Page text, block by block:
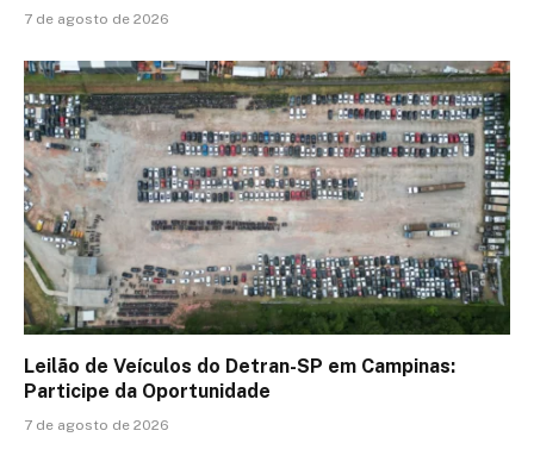
7 de agosto de 2026
Leilão de Veículos do Detran-SP em Campinas:
Participe da Oportunidade
7 de agosto de 2026